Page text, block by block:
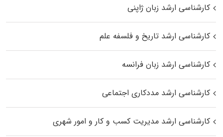
کارشناسی ارشد زبان ژاپنی
کارشناسی ارشد تاریخ و فلسفه علم
کارشناسی ارشد زبان فرانسه
کارشناسی ارشد مددکاری اجتماعی
کارشناسی ارشد مدیریت کسب و کار و امور شهری